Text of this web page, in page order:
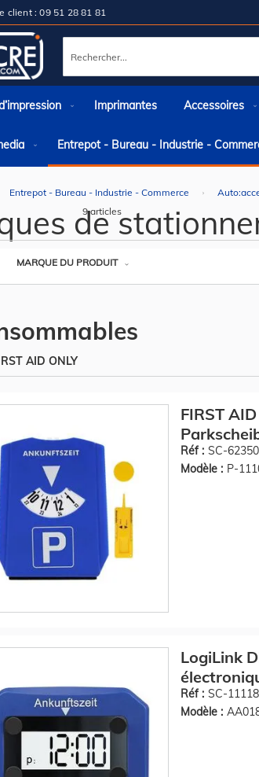
client : 09 51 28 81 81
Rechercher
Imprimantes Accessoires
Entrepot - Bureau - Industrie -
Entrepot - Bureau - Industrie - Commerce
de
MARQUE DU PRODUIT
9articles
AID ONLY
FIRST
Réf : SC-
Modèle : P-
LogiLink
Réf : SC-
Modèle :